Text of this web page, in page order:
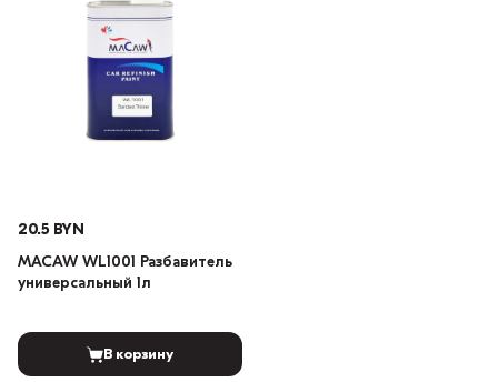
20.5 BYN
MACAW WL1001 Разбавитель
универсальный 1л
В корзину